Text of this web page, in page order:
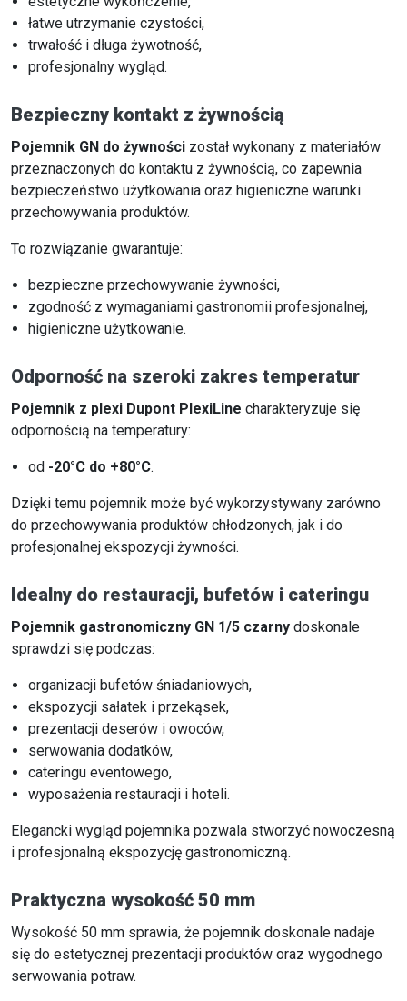
łatwe utrzymanie czystości,
trwałość i długa żywotność,
profesjonalny wygląd.
Bezpieczny kontakt z żywnością
Pojemnik GN do żywności został wykonany z materiałów
przeznaczonych do kontaktu z żywnością, co zapewnia
bezpieczeństwo użytkowania oraz higieniczne warunki
przechowywania produktów.
To rozwiązanie gwarantuje:
bezpieczne przechowywanie żywności,
zgodność z wymaganiami gastronomii profesjonalnej,
higieniczne użytkowanie.
Odporność na szeroki zakres temperatur
Pojemnik z plexi Dupont PlexiLine charakteryzuje się
odpornością na temperatury:
od -20°C do +80°C.
Dzięki temu pojemnik może być wykorzystywany zarówno
do przechowywania produktów chłodzonych, jak i do
profesjonalnej ekspozycji żywności.
Idealny do restauracji, bufetów i cateringu
Pojemnik gastronomiczny GN 1/5 czarny doskonale
sprawdzi się podczas:
organizacji bufetów śniadaniowych,
ekspozycji sałatek i przekąsek,
prezentacji deserów i owoców,
serwowania dodatków,
cateringu eventowego,
wyposażenia restauracji i hoteli.
Elegancki wygląd pojemnika pozwala stworzyć nowoczesną
i profesjonalną ekspozycję gastronomiczną.
Praktyczna wysokość 50 mm
Wysokość 50 mm sprawia, że pojemnik doskonale nadaje
się do estetycznej prezentacji produktów oraz wygodnego
serwowania potraw.